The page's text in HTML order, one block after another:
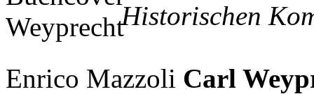
Historischen
Enrico Mazzoli Carl